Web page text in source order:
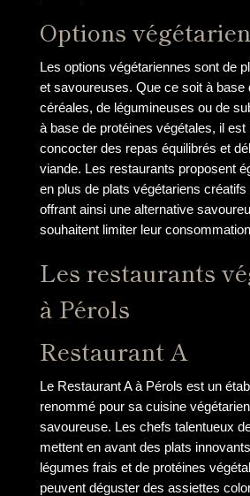
Options
Les options végétariennes sont de
et savoureuses. Que ce soit à base
céréales, de légumineuses ou de
à base de protéines végétales, il est
concocter des repas équilibrés et
viande. Les restaurants proposent
en plus de plats végétariens
offrant ainsi une alternative
souhaitent limiter leur
Les restaurants
à Pérols
Restaurant A
Le Restaurant A à Pérols est un
renommé pour sa cuisine
savoureuse. Les chefs talentueux
mettent en avant des plats
légumes frais et de protéines
peuvent déguster des assiettes